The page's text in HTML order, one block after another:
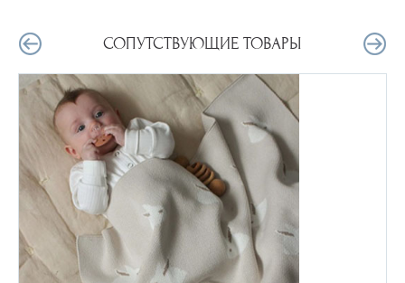
СОПУТСТВУЮЩИЕ ТОВАРЫ